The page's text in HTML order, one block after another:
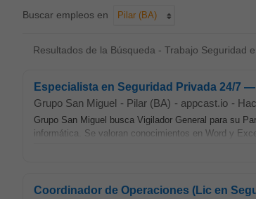
Buscar empleos en Pilar (BA)
Resultados de la Búsqueda - Trabajo Seguridad
Especialista en Seguridad Privada 24/7
Grupo San Miguel - Pilar (BA) - appcast.io -
Grupo San Miguel busca Vigilador General para su
informática. Se valoran conocimientos en Word y
Coordinador de Operaciones (Lic en